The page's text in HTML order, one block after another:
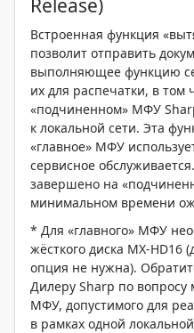
Release)
Встроенная функция
позволит отправить
выполняющее функцию
их для распечатки, в
«подчиненном» МФУ
к локальной сети. Эта
«главное» МФУ
сервисное
завершено на
минимальном времени
* Для «главного» МФУ
жёсткого диска MX-
опция не нужна).
Дилеру Sharp по вопросу
МФУ, допустимого для
в рамках одной